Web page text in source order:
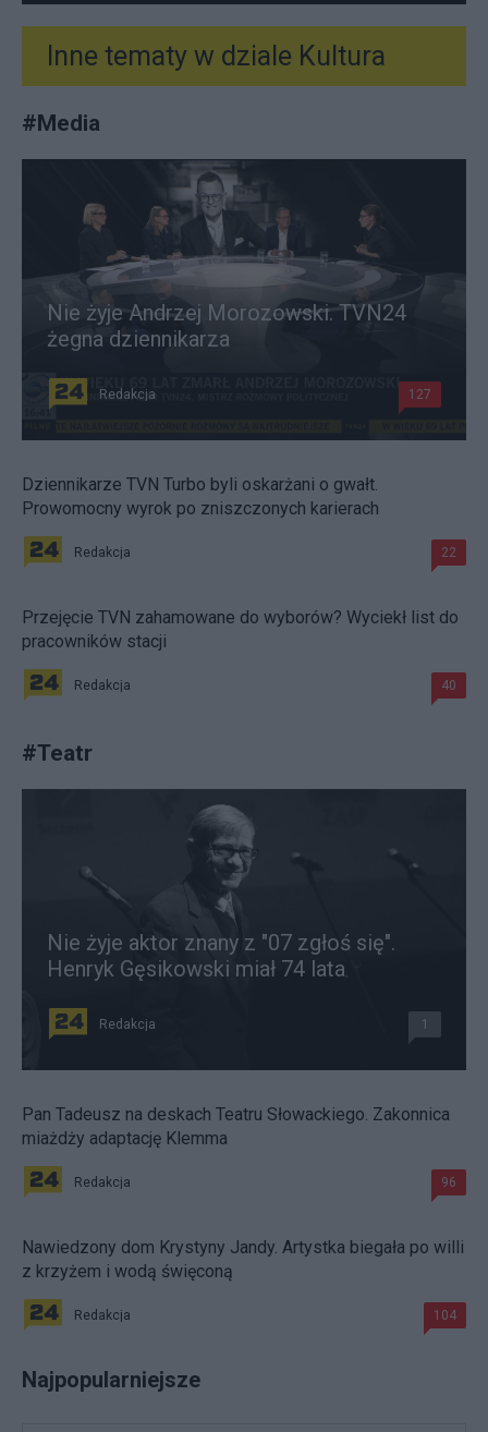
Inne tematy w dziale Kultura
#Media
Nie żyje Andrzej Morozowski. TVN24
żegna dziennikarza
Redakcja 127
Dziennikarze TVN Turbo byli oskarżani o gwałt.
Prowomocny wyrok po zniszczonych karierach
Redakcja 22
Przejęcie TVN zahamowane do wyborów? Wyciekł list do
pracowników stacji
Redakcja 40
#Teatr
Nie żyje aktor znany z "07 zgłoś się".
Henryk Gęsikowski miał 74 lata
Redakcja 1
Pan Tadeusz na deskach Teatru Słowackiego. Zakonnica
miażdży adaptację Klemma
Redakcja 96
Nawiedzony dom Krystyny Jandy. Artystka biegała po willi
z krzyżem i wodą święconą
Redakcja 104
Najpopularniejsze